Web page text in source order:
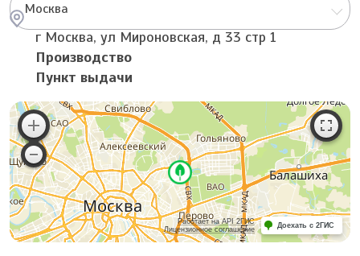
Москва
г Москва, ул Мироновская, д 33 стр 1
Производство
Пункт выдачи
Работает на API 2ГИС
Лицензионное соглашение
Доехать с 2ГИС